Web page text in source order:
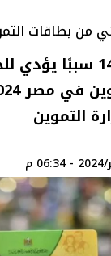
من بطاقات
هل أنت بينهم؟ 14
التموين